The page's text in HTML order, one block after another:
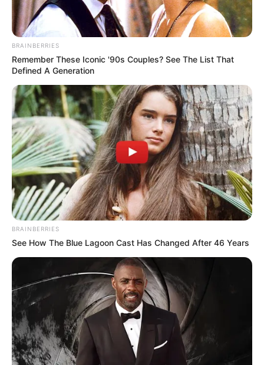
BRAINBERRIES
Remember These Iconic '90s Couples? See The List That
Defined A Generation
BRAINBERRIES
See How The Blue Lagoon Cast Has Changed After 46 Years